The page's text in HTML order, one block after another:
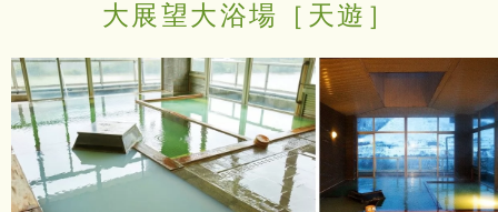
大展望大浴場［天遊］